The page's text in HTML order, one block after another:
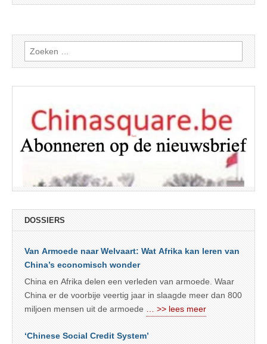
Zoeken
naar:
DOSSIERS
Van Armoede naar Welvaart: Wat Afrika kan leren van
China’s economisch wonder
China en Afrika delen een verleden van armoede. Waar
China er de voorbije veertig jaar in slaagde meer dan 800
miljoen mensen uit de armoede
… >> lees meer
‘Chinese Social Credit System’